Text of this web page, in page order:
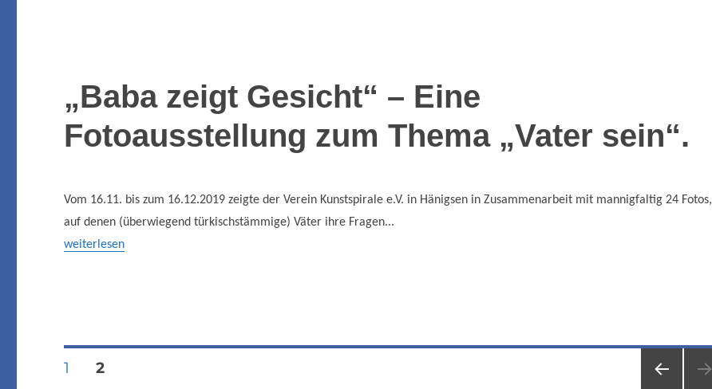
„Baba zeigt Gesicht“ – Eine
Fotoausstellung zum Thema „Vater sein“.
Vom 16.11. bis zum 16.12.2019 zeigte der Verein Kunstspirale e.V. in Hänigsen in Zusammenarbeit mit mannigfaltig 24 Fotos,
auf denen (überwiegend türkischstämmige) Väter ihre Fragen...
weiterlesen
Seitennummerierung
SEITE
1 SEITE
2